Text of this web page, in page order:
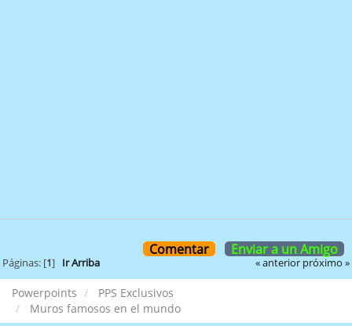
Comentar Enviar a un Amigo
Páginas: [1] Ir Arriba « anterior próximo »
Powerpoints
PPS Exclusivos
Muros famosos en el mundo